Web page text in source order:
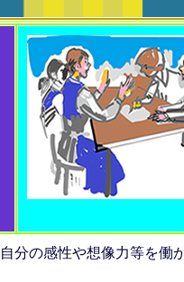
分の感性や想像力等を働